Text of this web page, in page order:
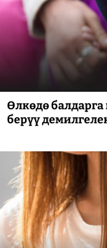
Өлкөдө
берүү